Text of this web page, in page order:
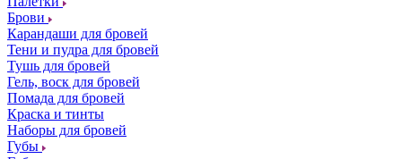
Брови
Карандаши для бровей
Тени и пудра для бровей
Тушь для бровей
Гель, воск для бровей
Помада для бровей
Краска и тинты
Наборы для бровей
Губы